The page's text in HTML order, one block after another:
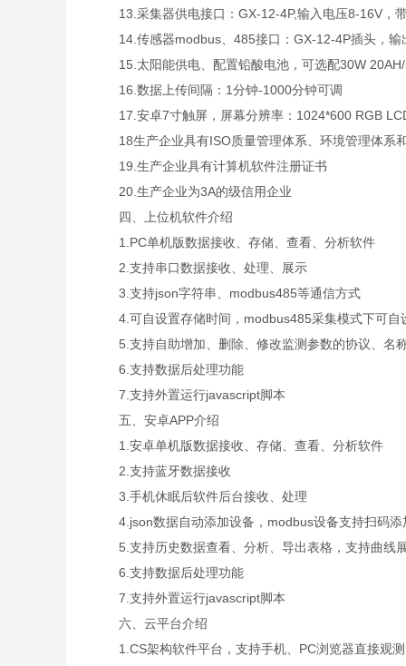
13.采集器供电接口：GX-12-4P,输入电压8-16V，
14.传感器modbus、485接口：GX-12-4P插头，输
15.太阳能供电、配置铅酸电池，可选配30W 20AH/
16.数据上传间隔：1分钟-1000分钟可调
17.安卓7寸触屏，屏幕分辨率：1024*600 RGB
18生产企业具有ISO质量管理体系、环境管理体系
19.生产企业具有计算机软件注册证书
20.生产企业为3A的级信用企业
四、上位机软件介绍
1.PC单机版数据接收、存储、查看、分析软件
2.支持串口数据接收、处理、展示
3.支持json字符串、modbus485等通信方式
4.可自设置存储时间，modbus485采集模式下可自
5.支持自助增加、删除、修改监测参数的协议、名
6.支持数据后处理功能
7.支持外置运行javascript脚本
五、安卓APP介绍
1.安卓单机版数据接收、存储、查看、分析软件
2.支持蓝牙数据接收
3.手机休眠后软件后台接收、处理
4.json数据自动添加设备，modbus设备支持扫码添
5.支持历史数据查看、分析、导出表格，支持曲线
6.支持数据后处理功能
7.支持外置运行javascript脚本
六、云平台介绍
1.CS架构软件平台，支持手机、PC浏览器直接观测